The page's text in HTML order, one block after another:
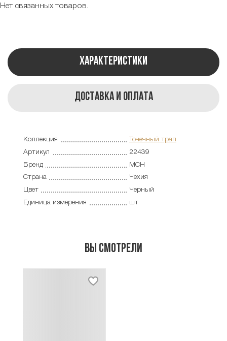
Нет связанных товаров.
Характеристики
Доставка и оплата
Коллекция
Точечный трап
Артикул
22439
Бренд
MCH
Страна
Чехия
Цвет
Черный
Единица измерения
шт
Вы смотрели